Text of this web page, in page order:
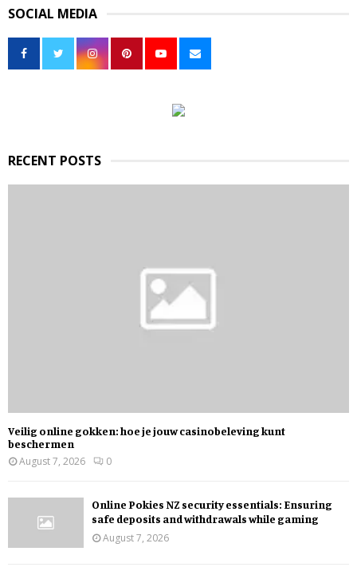
c
h
o
SOCIAL MEDIA
RECENT POSTS
Veilig online gokken: hoe je jouw casinobeleving kunt
beschermen
August 7, 2026
0
Online Pokies NZ security essentials: Ensuring
safe deposits and withdrawals while gaming
August 7, 2026